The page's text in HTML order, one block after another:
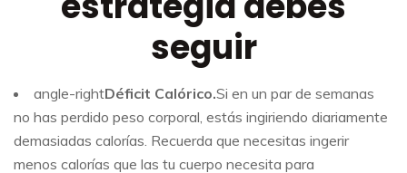
seguir
angle-rightDéficit Calórico.Si en un par de semanas
no has perdido peso corporal, estás ingiriendo diariamente
demasiadas calorías. Recuerda que necesitas ingerir
menos calorías que las tu cuerpo necesita para